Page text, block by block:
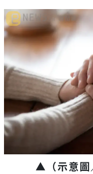
▲（示意